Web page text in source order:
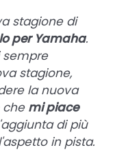
stagione di
per Yamaha.
sempre
stagione,
la nuova
che mi piace
di più
in pista.